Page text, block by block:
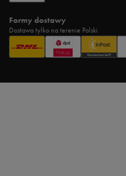
Formy dostawy
Dostawa tylko na terenie Polski